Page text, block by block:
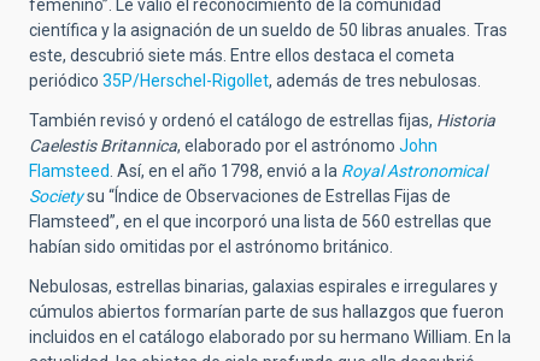
femenino”. Le valió el reconocimiento de la comunidad
científica y la asignación de un sueldo de 50 libras anuales. Tras
este, descubrió siete más. Entre ellos destaca el cometa
periódico 35P/Herschel-Rigollet, además de tres nebulosas.
También revisó y ordenó el catálogo de estrellas fijas, Historia
Caelestis Britannica, elaborado por el astrónomo John
Flamsteed. Así, en el año 1798, envió a la Royal Astronomical
Societysu “Índice de Observaciones de Estrellas Fijas de
Flamsteed”, en el que incorporó una lista de 560 estrellas que
habían sido omitidas por el astrónomo británico.
Nebulosas, estrellas binarias, galaxias espirales e irregulares y
cúmulos abiertos formarían parte de sus hallazgos que fueron
incluidos en el catálogo elaborado por su hermano William. En la